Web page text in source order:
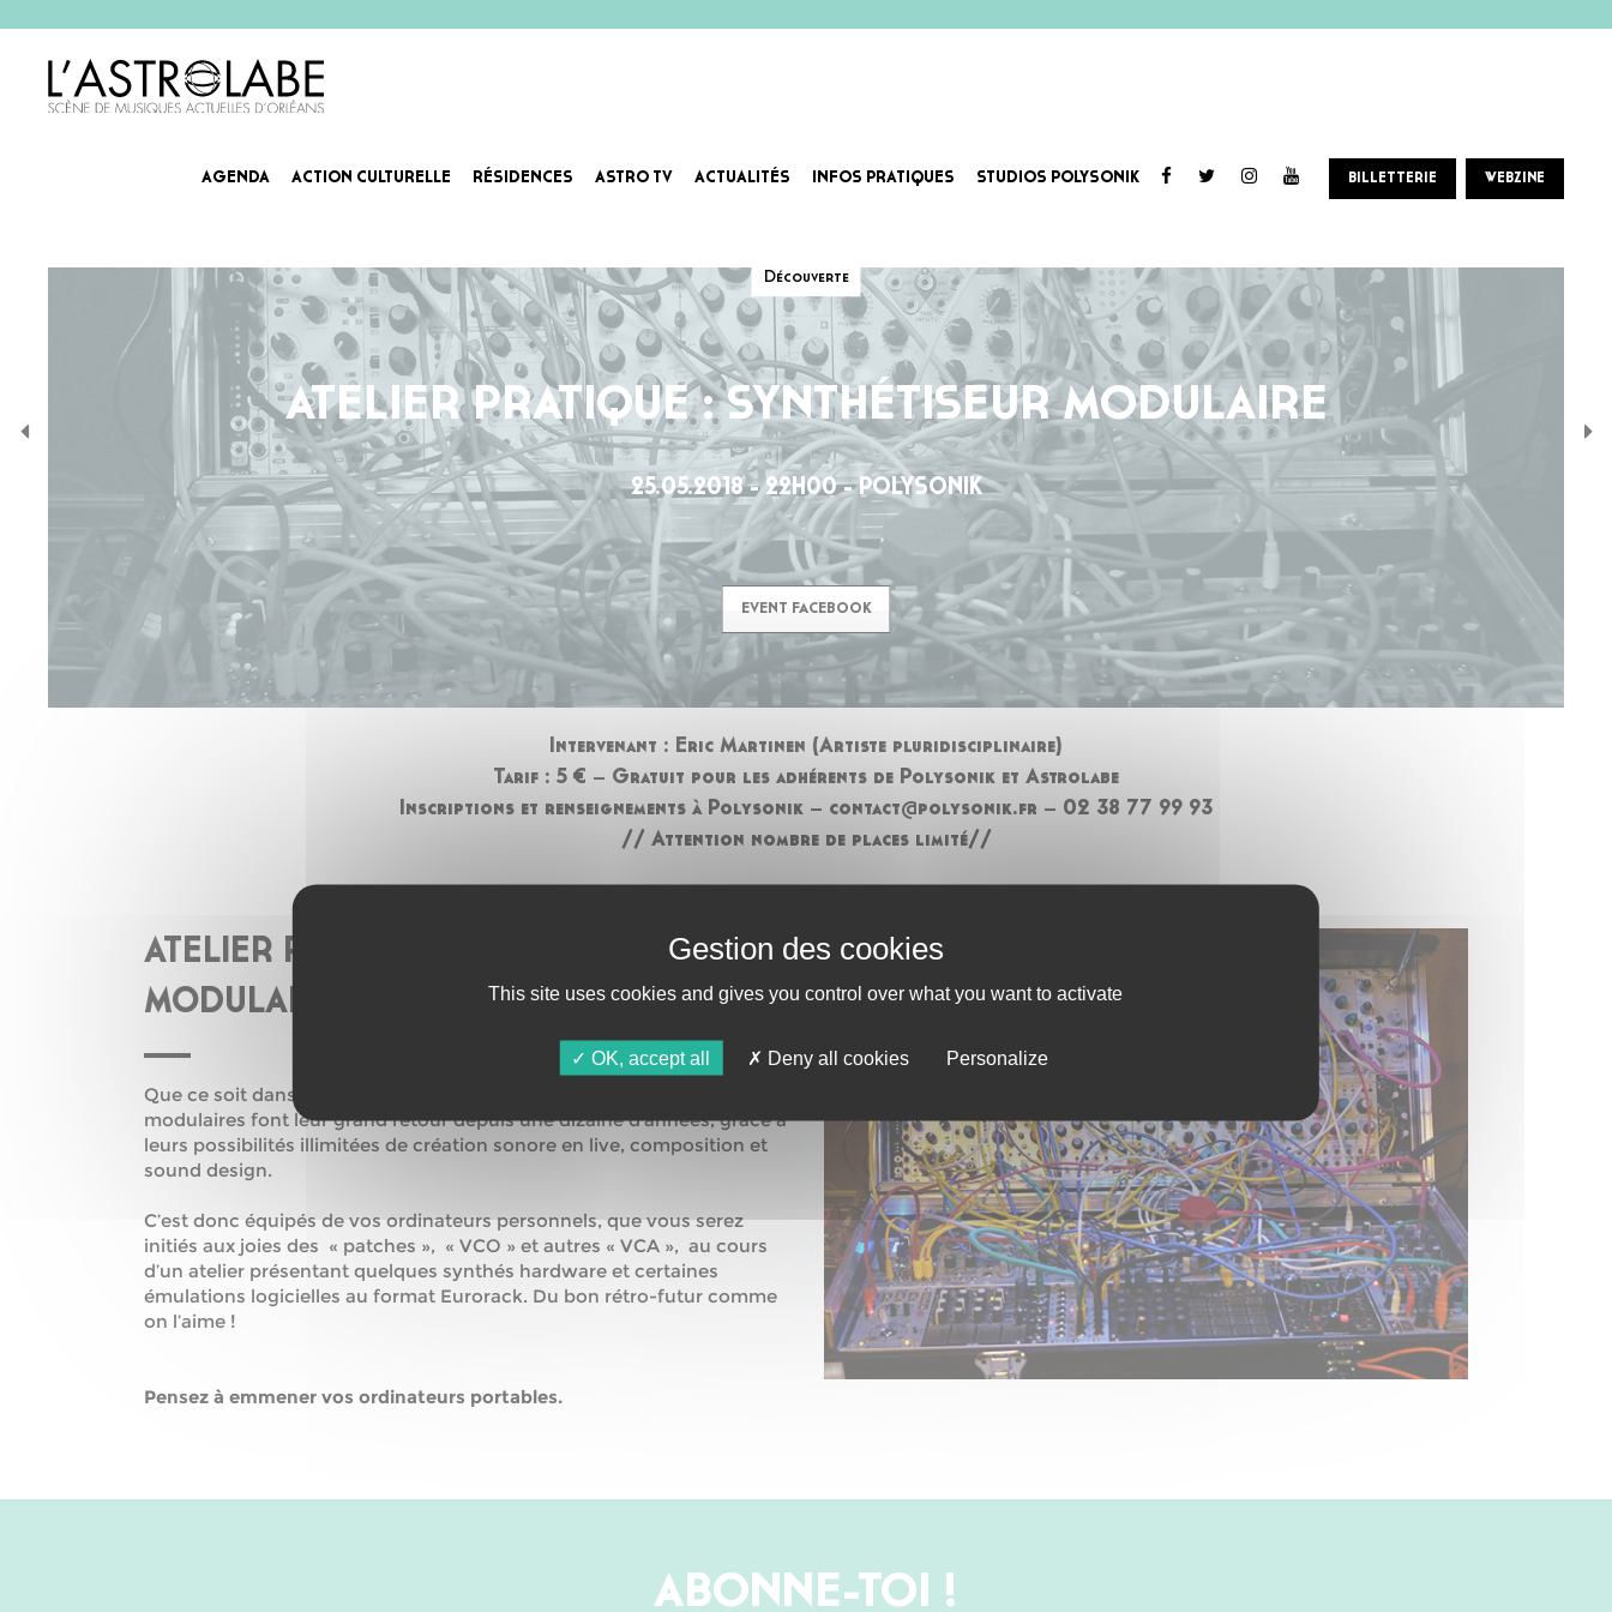
AGENDA ACTION CULTURELLE RÉSIDENCES ASTRO TV ACTUALITÉS INFOS PRATIQUES STUDIOS POLYSONIK BILLETTERIE WEBZINE
Découverte
ATELIER PRATIQUE : SYNTHÉTISEUR MODULAIRE
25.05.2018 - 22H00 - POLYSONIK
EVENT FACEBOOK
Intervenant : Eric Martinen (Artiste pluridisciplinaire)
Tarif : 5 € – Gratuit pour les adhérents de Polysonik et Astrolabe
Inscriptions et renseignements à Polysonik – contact@polysonik.fr – 02 38 77 99 93
// Attention nombre de places limité//
ATELIER PRATIQUE : SYNTHÉTISEUR
MODULAIRE
Que ce soit dans la musique Pop, Urbaine ou Electro, les synthétiseurs
modulaires font leur grand retour depuis une dizaine d’années, grâce à
leurs possibilités illimitées de création sonore en live, composition et
sound design.
C’est donc équipés de vos ordinateurs personnels, que vous serez
initiés aux joies des « patches », « VCO » et autres « VCA », au cours
d’un atelier présentant quelques synthés hardware et certaines
émulations logicielles au format Eurorack. Du bon rétro-futur comme
on l’aime !
Pensez à emmener vos ordinateurs portables.
ABONNE-TOI !
This site uses cookies and gives you control over what you want to activate
OK, accept all Deny all cookies Personalize